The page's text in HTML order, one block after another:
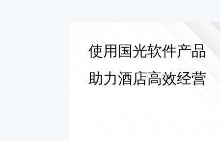
使用国光软件产品
助力酒店高效经营